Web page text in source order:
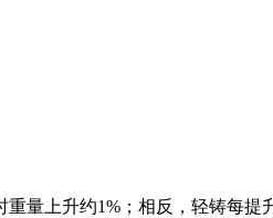
量上升约1%；相反，轻铸每提